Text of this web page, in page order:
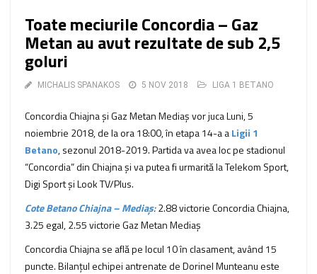
Toate meciurile Concordia – Gaz
Metan au avut rezultate de sub 2,5
goluri
MICHALIS SPANAKOS 5 NOV 2018 LIGA 1 BETANO
Concordia Chiajna şi Gaz Metan Mediaş vor juca Luni, 5
noiembrie 2018, de la ora 18:00, în etapa 14-a aLigii 1
Betano, sezonul 2018-2019. Partida va avea loc pe stadionul
“Concordia” din Chiajna şi va putea fi urmarită la Telekom Sport,
Digi Sport şi Look TV/Plus.
Cote Betano Chiajna – Mediaș:2.88 victorie Concordia Chiajna,
3.25 egal, 2.55 victorie Gaz Metan Mediaş
Concordia Chiajna se află pe locul 10 în clasament, având 15
puncte. Bilanţul echipei antrenate de Dorinel Munteanu este